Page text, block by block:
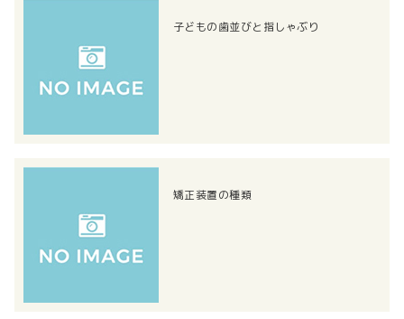
子どもの歯並びと指しゃぶり
矯正装置の種類